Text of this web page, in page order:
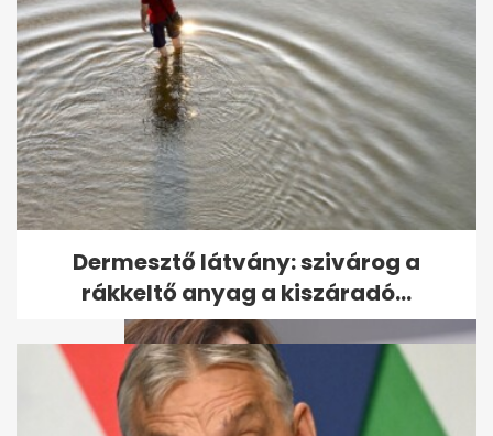
Kiderült, mikor állhat fel a
Vagyonvisszaszerzési Hivatal
- A hét...
Dermesztő látvány: szivárog a
rákkeltő anyag a kiszáradó...